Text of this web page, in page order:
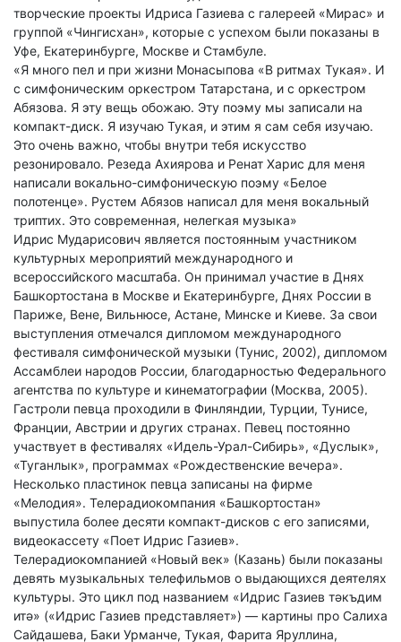
творческие проекты Идриса Газиева с галереей «Мирас» и
группой «Чингисхан», которые с успехом были показаны в
Уфе, Екатеринбурге, Москве и Стамбуле.
«Я много пел и при жизни Монасыпова «В ритмах Тукая». И
с симфоническим оркестром Татарстана, и с оркестром
Абязова. Я эту вещь обожаю. Эту поэму мы записали на
компакт-диск. Я изучаю Тукая, и этим я сам себя изучаю.
Это очень важно, чтобы внутри тебя искусство
резонировало. Резеда Ахиярова и Ренат Харис для меня
написали вокально-симфоническую поэму «Белое
полотенце». Рустем Абязов написал для меня вокальный
триптих. Это современная, нелегкая музыка»
Идрис Мударисович является постоянным участником
культурных мероприятий международного и
всероссийского масштаба. Он принимал участие в Днях
Башкортостана в Москве и Екатеринбурге, Днях России в
Париже, Вене, Вильнюсе, Астане, Минске и Киеве. За свои
выступления отмечался дипломом международного
фестиваля симфонической музыки (Тунис, 2002), дипломом
Ассамблеи народов России, благодарностью Федерального
агентства по культуре и кинематографии (Москва, 2005).
Гастроли певца проходили в Финляндии, Турции, Тунисе,
Франции, Австрии и других странах. Певец постоянно
участвует в фестивалях «Идель-Урал-Сибирь», «Дуслык»,
«Туганлык», программах «Рождественские вечера».
Несколько пластинок певца записаны на фирме
«Мелодия». Телерадиокомпания «Башкортостан»
выпустила более десяти компакт-дисков с его записями,
видеокассету «Поет Идрис Газиев».
Телерадиокомпанией «Новый век» (Казань) были показаны
девять музыкальных телефильмов о выдающихся деятелях
культуры. Это цикл под названием «Идрис Газиев тәкъдим
итә» («Идрис Газиев представляет») — картины про Салиха
Сайдашева, Баки Урманче, Тукая, Фарита Яруллина,